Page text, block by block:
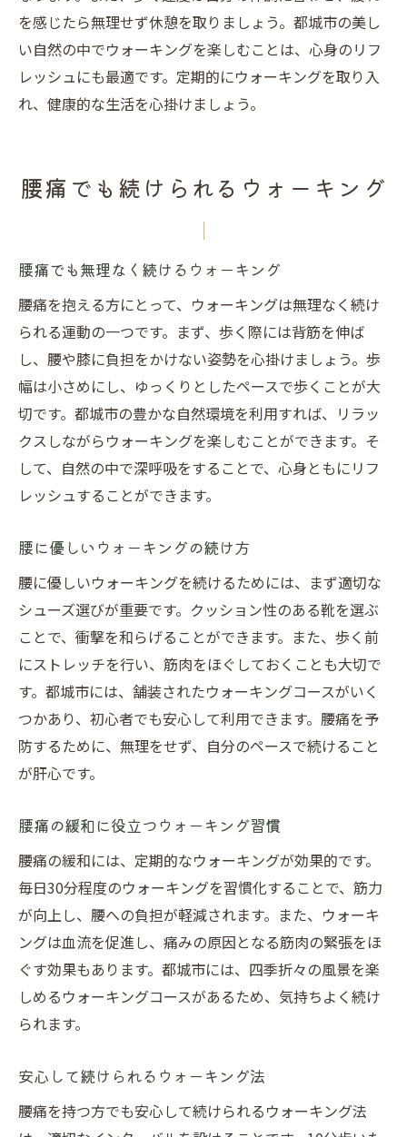
を感じたら無理せず休憩を取りましょう。都城市の美し
い自然の中でウォーキングを楽しむことは、心身のリフ
レッシュにも最適です。定期的にウォーキングを取り入
れ、健康的な生活を心掛けましょう。
腰痛でも続けられるウォーキング
腰痛でも無理なく続けるウォーキング
腰痛を抱える方にとって、ウォーキングは無理なく続け
られる運動の一つです。まず、歩く際には背筋を伸ば
し、腰や膝に負担をかけない姿勢を心掛けましょう。歩
幅は小さめにし、ゆっくりとしたペースで歩くことが大
切です。都城市の豊かな自然環境を利用すれば、リラッ
クスしながらウォーキングを楽しむことができます。そ
して、自然の中で深呼吸をすることで、心身ともにリフ
レッシュすることができます。
腰に優しいウォーキングの続け方
腰に優しいウォーキングを続けるためには、まず適切な
シューズ選びが重要です。クッション性のある靴を選ぶ
ことで、衝撃を和らげることができます。また、歩く前
にストレッチを行い、筋肉をほぐしておくことも大切で
す。都城市には、舗装されたウォーキングコースがいく
つかあり、初心者でも安心して利用できます。腰痛を予
防するために、無理をせず、自分のペースで続けること
が肝心です。
腰痛の緩和に役立つウォーキング習慣
腰痛の緩和には、定期的なウォーキングが効果的です。
毎日30分程度のウォーキングを習慣化することで、筋力
が向上し、腰への負担が軽減されます。また、ウォーキ
ングは血流を促進し、痛みの原因となる筋肉の緊張をほ
ぐす効果もあります。都城市には、四季折々の風景を楽
しめるウォーキングコースがあるため、気持ちよく続け
られます。
安心して続けられるウォーキング法
腰痛を持つ方でも安心して続けられるウォーキング法